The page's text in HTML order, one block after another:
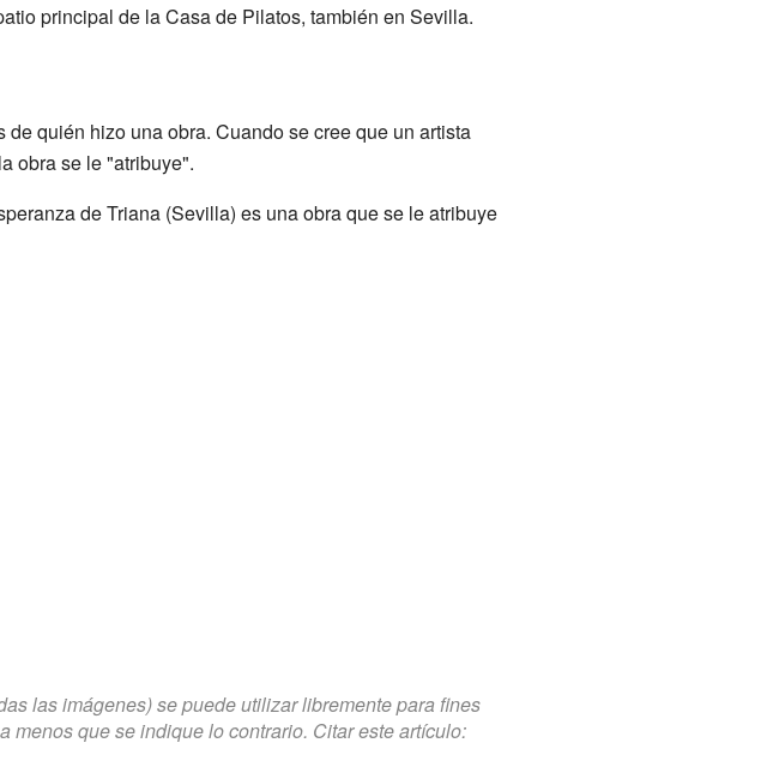
principal de la Casa de Pilatos, también en Sevilla.
quién hizo una obra. Cuando se cree que un artista
obra se le "atribuye".
de Triana (Sevilla) es una obra que se le atribuye
las imágenes) se puede utilizar libremente para fines
menos que se indique lo contrario. Citar este artículo: